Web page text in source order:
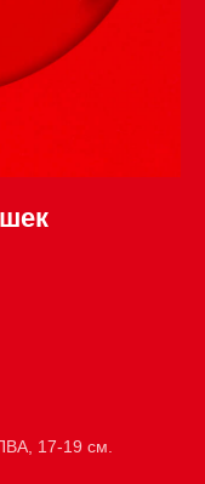
17-19 см.